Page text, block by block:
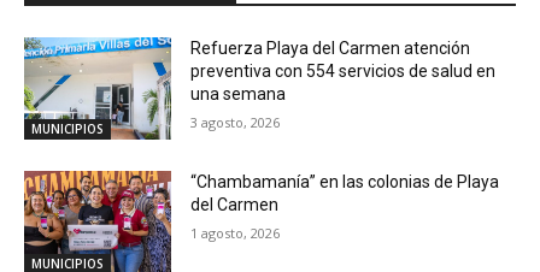
MUNICIPIOS
Refuerza Playa del Carmen atención
preventiva con 554 servicios de salud en
una semana
3 agosto, 2026
MUNICIPIOS
“Chambamanía” en las colonias de Playa
del Carmen
1 agosto, 2026